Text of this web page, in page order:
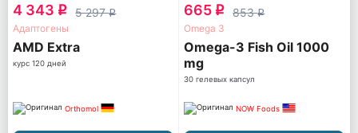
4 343 q 5 297q
Адаптогены
AМD Extra
курс 120 дней
Orthomol
665 q 853q
Omega 3
Omega-3 Fish Oil 1000
mg
30 гелевых капсул
NOW Foods